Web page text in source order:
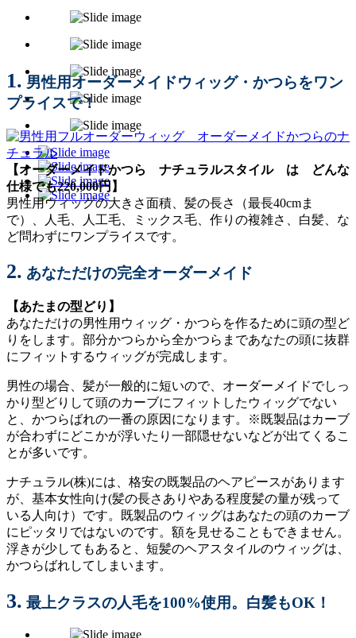
1. 男性用オーダーメイドウィッグ・かつらをワン
プライスで！
【オーダーメイドかつら ナチュラルスタイル は どんな
仕様でも220,000円】
男性用ウィッグの大きさ面積、髪の長さ（最長40cmま
で）、人毛、人工毛、ミックス毛、作りの複雑さ、白髪、な
ど問わずにワンプライスです。
2. あなただけの完全オーダーメイド
【あたまの型どり】
あなただけの男性用ウィッグ・かつらを作るために頭の型ど
りをします。部分かつらから全かつらまであなたの頭に抜群
にフィットするウィッグが完成します。
男性の場合、髪が一般的に短いので、オーダーメイドでしっ
かり型どりして頭のカーブにフィットしたウィッグでない
と、かつらばれの一番の原因になります。※既製品はカーブ
が合わずにどこかが浮いたり一部隠せないなどが出てくるこ
とが多いです。
ナチュラル(株)には、格安の既製品のヘアピースがあります
が、基本女性向け(髪の長さありやある程度髪の量が残って
いる人向け）です。既製品のウィッグはあなたの頭のカーブ
にピッタリではないのです。額を見せることもできません。
浮きが少してもあると、短髪のヘアスタイルのウィッグは、
かつらばれしてしまいます。
3. 最上クラスの人毛を100%使用。白髪もOK！